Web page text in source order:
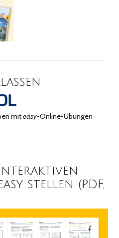
miteasy-Online-Übungen
stellen (PDF,